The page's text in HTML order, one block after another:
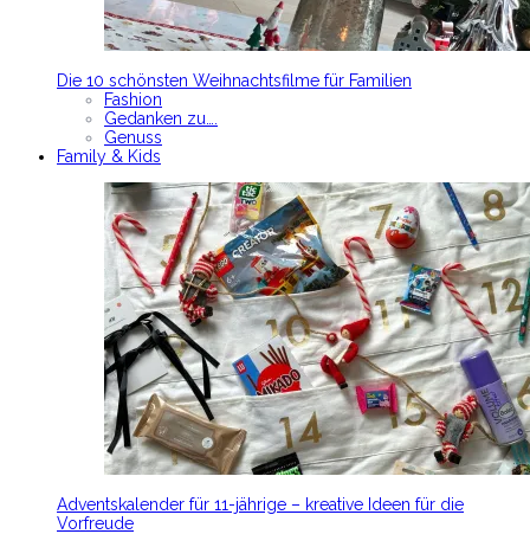
Die 10 schönsten Weihnachtsfilme für Familien
Fashion
Gedanken zu….
Genuss
Family & Kids
Adventskalender für 11-jährige – kreative Ideen für die
Vorfreude